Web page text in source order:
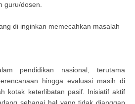
guru/dosen.
di inginkan memecahkan masalah
pendidikan nasional, terutama
hingga evaluasi masih di
kotak keterlibatan pasif. Inisiatif aktif